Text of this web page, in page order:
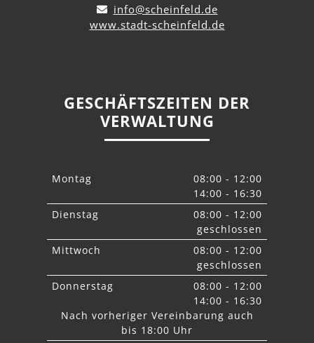
info@scheinfeld.de
www.stadt-scheinfeld.de
GESCHÄFTSZEITEN DER
VERWALTUNG
Montag
08:00 - 12:00
14:00 - 16:30
Dienstag
08:00 - 12:00
geschlossen
Mittwoch
08:00 - 12:00
geschlossen
Donnerstag
08:00 - 12:00
14:00 - 16:30
Nach vorheriger Vereinbarung auch
bis 18:00 Uhr